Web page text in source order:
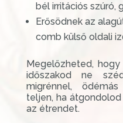
bél irritációs szúró,
Erősödnek az
comb külső oldali
Megelőzheted,
időszakod ne
migrénnel,
teljen, ha
az étrendet.